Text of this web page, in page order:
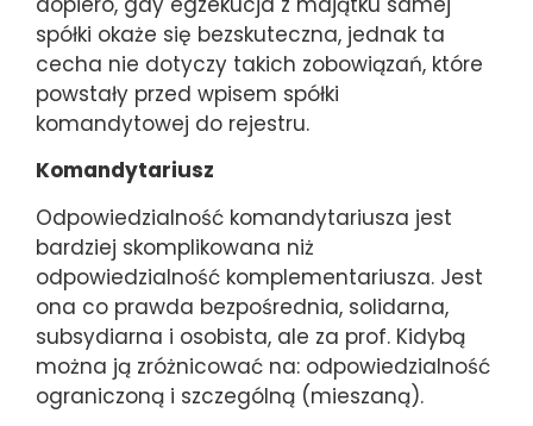
spółki okaże się bezskuteczna, jednak ta
cecha nie dotyczy takich zobowiązań, które
powstały przed wpisem spółki
komandytowej do rejestru.
Komandytariusz
Odpowiedzialność komandytariusza jest
bardziej skomplikowana niż
odpowiedzialność komplementariusza. Jest
ona co prawda bezpośrednia, solidarna,
subsydiarna i osobista, ale za prof. Kidybą
można ją zróżnicować na: odpowiedzialność
ograniczoną i szczególną (mieszaną).